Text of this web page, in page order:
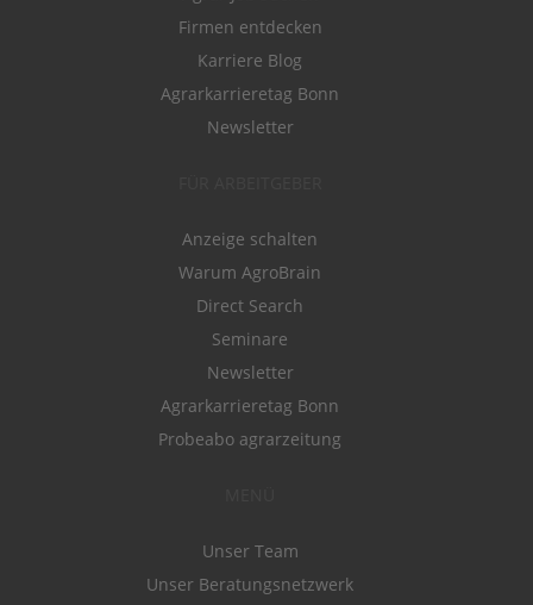
Firmen entdecken
Karriere Blog
Agrarkarrieretag Bonn
Newsletter
Anzeige schalten
Warum AgroBrain
Direct Search
Seminare
Newsletter
Agrarkarrieretag Bonn
Probeabo agrarzeitung
Unser Team
Unser Beratungsnetzwerk